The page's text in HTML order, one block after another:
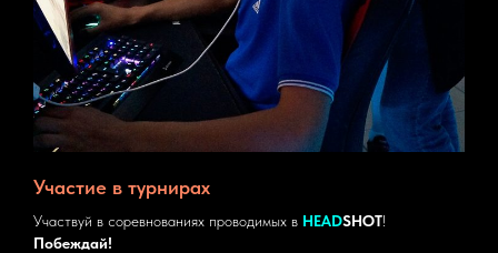
Участие в турнирах
Участвуй в соревнованиях проводимых в HEADSHOT!
Побеждай!